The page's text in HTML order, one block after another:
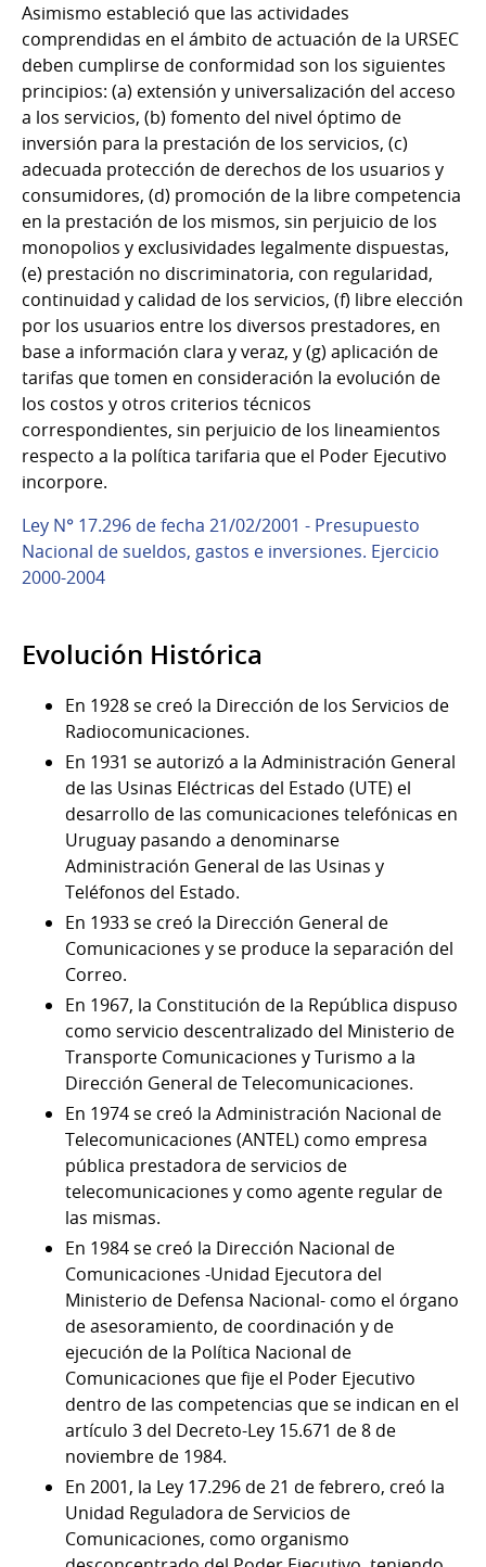
Asimismo estableció que las actividades
comprendidas en el ámbito de actuación de la URSEC
deben cumplirse de conformidad son los siguientes
principios: (a) extensión y universalización del acceso
a los servicios, (b) fomento del nivel óptimo de
inversión para la prestación de los servicios, (c)
adecuada protección de derechos de los usuarios y
consumidores, (d) promoción de la libre competencia
en la prestación de los mismos, sin perjuicio de los
monopolios y exclusividades legalmente dispuestas,
(e) prestación no discriminatoria, con regularidad,
continuidad y calidad de los servicios, (f) libre elección
por los usuarios entre los diversos prestadores, en
base a información clara y veraz, y (g) aplicación de
tarifas que tomen en consideración la evolución de
los costos y otros criterios técnicos
correspondientes, sin perjuicio de los lineamientos
respecto a la política tarifaria que el Poder Ejecutivo
incorpore.
Ley N° 17.296 de fecha 21/02/2001 - Presupuesto
Nacional de sueldos, gastos e inversiones. Ejercicio
2000-2004
Evolución Histórica
En 1928 se creó la Dirección de los Servicios de
Radiocomunicaciones.
En 1931 se autorizó a la Administración General
de las Usinas Eléctricas del Estado (UTE) el
desarrollo de las comunicaciones telefónicas en
Uruguay pasando a denominarse
Administración General de las Usinas y
Teléfonos del Estado.
En 1933 se creó la Dirección General de
Comunicaciones y se produce la separación del
Correo.
En 1967, la Constitución de la República dispuso
como servicio descentralizado del Ministerio de
Transporte Comunicaciones y Turismo a la
Dirección General de Telecomunicaciones.
En 1974 se creó la Administración Nacional de
Telecomunicaciones (ANTEL) como empresa
pública prestadora de servicios de
telecomunicaciones y como agente regular de
las mismas.
En 1984 se creó la Dirección Nacional de
Comunicaciones -Unidad Ejecutora del
Ministerio de Defensa Nacional- como el órgano
de asesoramiento, de coordinación y de
ejecución de la Política Nacional de
Comunicaciones que fije el Poder Ejecutivo
dentro de las competencias que se indican en el
artículo 3 del Decreto-Ley 15.671 de 8 de
noviembre de 1984.
En 2001, la Ley 17.296 de 21 de febrero, creó la
Unidad Reguladora de Servicios de
Comunicaciones, como organismo